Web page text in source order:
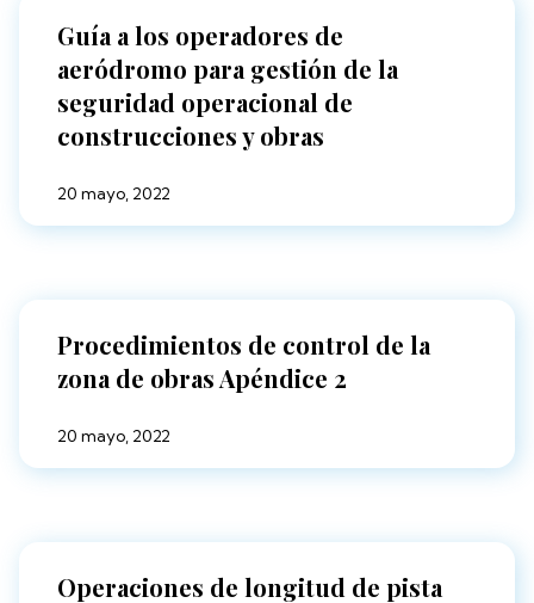
Guía a los operadores de
aeródromo para gestión de la
seguridad operacional de
construcciones y obras
20 mayo, 2022
Procedimientos de control de la
zona de obras Apéndice 2
20 mayo, 2022
Operaciones de longitud de pista